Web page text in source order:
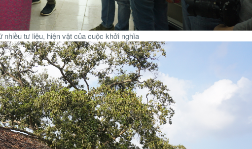
tư liệu, hiện vật của cuộc khởi nghĩa